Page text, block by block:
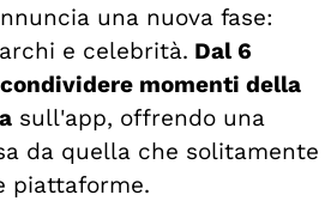
una nuova fase:
e celebrità. Dal 6
condividere momenti della
sull'app, offrendo una
da quella che solitamente
piattaforme.